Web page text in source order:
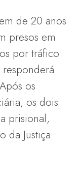
de 20 anos
presos em
por tráfico
os
os dois
prisional,
da Justiça.